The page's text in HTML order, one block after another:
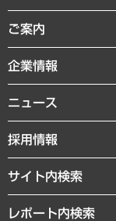
組織・人事戦略
デジタルイノベーション
共生・ダイバーシティ
GRC（ガバナンス・リ
経済・産業・雇用・労働
まちづくり・観光・交通
経済調査
レポート
コラム
経営用語集
受託・受注実績（官公庁
メディア掲載・出演
ご案内
セミナー・イベント情報
MUFGビジネスセミナー
受託案件情報
企業情報
私たちの想い
社長メッセージ
会社概要
沿革
ニュース
ニュースリリース
お知らせ
採用情報
サイト内検索
レポート内検索